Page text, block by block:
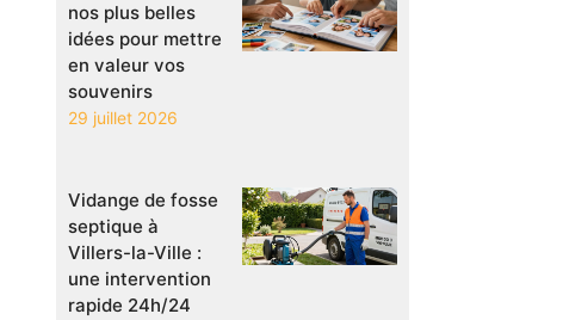
nos plus belles
idées pour mettre
en valeur vos
souvenirs
29 juillet 2026
Vidange de fosse
septique à
Villers-la-Ville :
une intervention
rapide 24h/24